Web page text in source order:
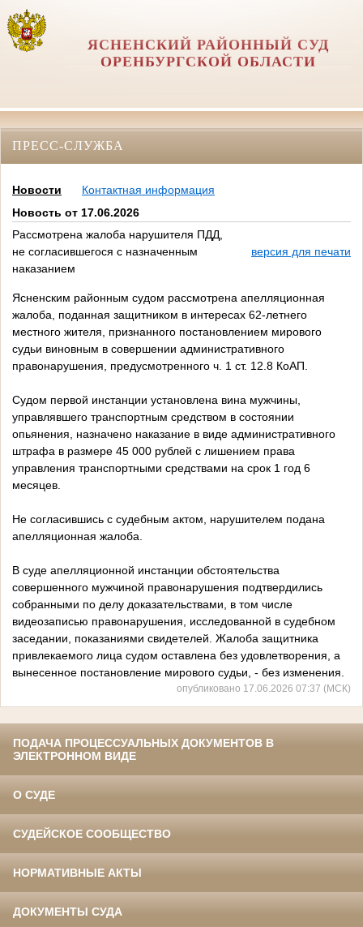
ЯСНЕНСКИЙ РАЙОННЫЙ СУД
ОРЕНБУРГСКОЙ ОБЛАСТИ
ПРЕСС-СЛУЖБА
Новости
Контактная информация
Новость от 17.06.2026
Рассмотрена жалоба нарушителя ПДД,
не согласившегося с назначенным
наказанием
версия для печати
Ясненским районным судом рассмотрена апелляционная
жалоба, поданная защитником в интересах 62-летнего
местного жителя, признанного постановлением мирового
судьи виновным в совершении административного
правонарушения, предусмотренного ч. 1 ст. 12.8 КоАП.
Судом первой инстанции установлена вина мужчины,
управлявшего транспортным средством в состоянии
опьянения, назначено наказание в виде административного
штрафа в размере 45 000 рублей с лишением права
управления транспортными средствами на срок 1 год 6
месяцев.
Не согласившись с судебным актом, нарушителем подана
апелляционная жалоба.
В суде апелляционной инстанции обстоятельства
совершенного мужчиной правонарушения подтвердились
собранными по делу доказательствами, в том числе
видеозаписью правонарушения, исследованной в судебном
заседании, показаниями свидетелей. Жалоба защитника
привлекаемого лица судом оставлена без удовлетворения, а
вынесенное постановление мирового судьи, - без изменения.
опубликовано 17.06.2026 07:37 (МСК)
ПОДАЧА ПРОЦЕССУАЛЬНЫХ ДОКУМЕНТОВ В
ЭЛЕКТРОННОМ ВИДЕ
О СУДЕ
СУДЕЙСКОЕ СООБЩЕСТВО
НОРМАТИВНЫЕ АКТЫ
ДОКУМЕНТЫ СУДА